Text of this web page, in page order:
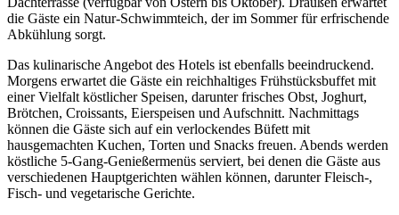
die Gäste ein Natur-Schwimmteich, der im Sommer für erfrischende
Abkühlung sorgt.
Das kulinarische Angebot des Hotels ist ebenfalls beeindruckend.
Morgens erwartet die Gäste ein reichhaltiges Frühstücksbuffet mit
einer Vielfalt köstlicher Speisen, darunter frisches Obst, Joghurt,
Brötchen, Croissants, Eierspeisen und Aufschnitt. Nachmittags
können die Gäste sich auf ein verlockendes Büfett mit
hausgemachten Kuchen, Torten und Snacks freuen. Abends werden
köstliche 5-Gang-Genießermenüs serviert, bei denen die Gäste aus
verschiedenen Hauptgerichten wählen können, darunter Fleisch-,
Fisch- und vegetarische Gerichte.